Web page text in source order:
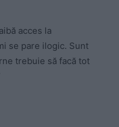
acces la
se pare ilogic. Sunt
trebuie să facă tot